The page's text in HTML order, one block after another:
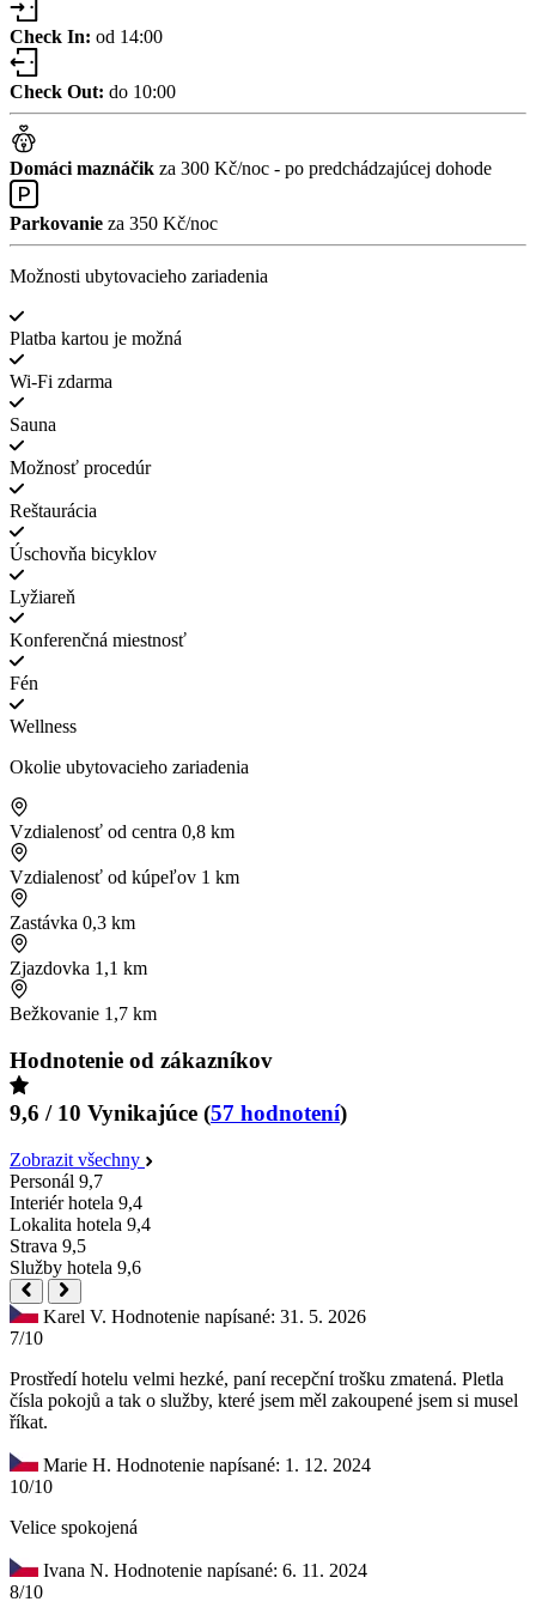
Check In: od 14:00
Check Out: do 10:00
Domáci maznáčik za 300 Kč/noc - po predchádzajúcej dohode
Parkovanie za 350 Kč/noc
Možnosti ubytovacieho zariadenia
Platba kartou je možná
Wi-Fi zdarma
Sauna
Možnosť procedúr
Reštaurácia
Úschovňa bicyklov
Lyžiareň
Konferenčná miestnosť
Fén
Wellness
Okolie ubytovacieho zariadenia
Vzdialenosť od centra 0,8 km
Vzdialenosť od kúpeľov 1 km
Zastávka 0,3 km
Zjazdovka 1,1 km
Bežkovanie 1,7 km
Hodnotenie od zákazníkov
9,6 / 10 Vynikajúce (57 hodnotení)
Zobrazit všechny
Personál 9,7
Interiér hotela 9,4
Lokalita hotela 9,4
Strava 9,5
Služby hotela 9,6
Karel V. Hodnotenie napísané: 31. 5. 2026
7/10
Prostředí hotelu velmi hezké, paní recepční trošku zmatená. Pletla
čísla pokojů a tak o služby, které jsem měl zakoupené jsem si musel
říkat.
Marie H. Hodnotenie napísané: 1. 12. 2024
10/10
Velice spokojená
Ivana N. Hodnotenie napísané: 6. 11. 2024
8/10